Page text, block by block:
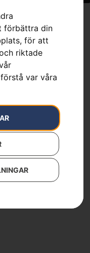
förbättra din
för att
riktade
var våra
»